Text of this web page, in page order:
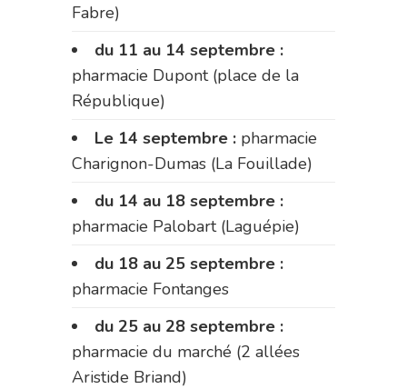
Fabre)
du 11 au 14 septembre :
pharmacie Dupont (place de la
République)
Le 14 septembre : pharmacie
Charignon-Dumas (La Fouillade)
du 14 au 18 septembre :
pharmacie Palobart (Laguépie)
du 18 au 25 septembre :
pharmacie Fontanges
du 25 au 28 septembre :
pharmacie du marché (2 allées
Aristide Briand)